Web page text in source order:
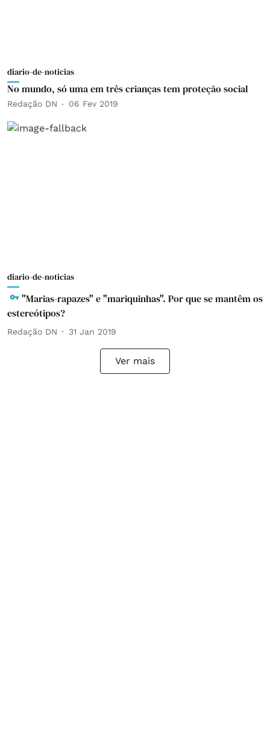
diario-de-noticias
No mundo, só uma em três crianças tem proteção social
Redação DN 06 Fev 2019
diario-de-noticias
"Marias-rapazes" e "mariquinhas". Por que se mantêm os
estereótipos?
Redação DN 31 Jan 2019
Ver mais